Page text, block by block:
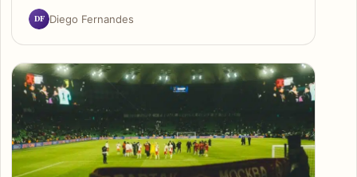
DF Diego Fernandes